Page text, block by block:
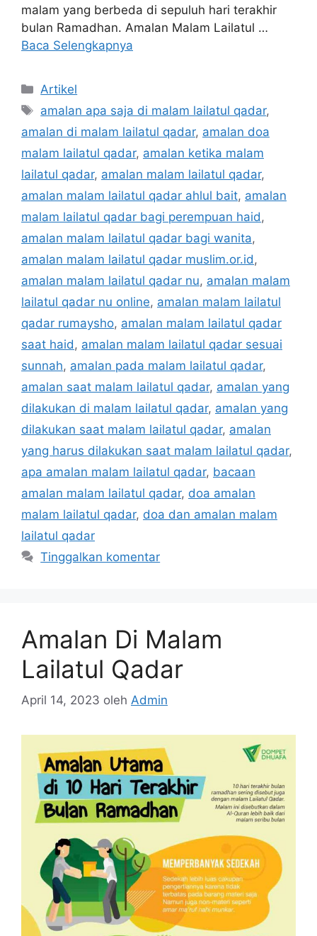
malam yang berbeda di sepuluh hari terakhir
bulan Ramadhan. Amalan Malam Lailatul …
Baca Selengkapnya
Kategori
Artikel
Tag
amalan apa saja di malam lailatul qadar,
amalan di malam lailatul qadar, amalan doa
malam lailatul qadar, amalan ketika malam
lailatul qadar, amalan malam lailatul qadar,
amalan malam lailatul qadar ahlul bait, amalan
malam lailatul qadar bagi perempuan haid ,
amalan malam lailatul qadar bagi wanita,
amalan malam lailatul qadar muslim.or.id ,
amalan malam lailatul qadar nu, amalan malam
lailatul qadar nu online, amalan malam lailatul
qadar rumaysho, amalan malam lailatul qadar
saat haid , amalan malam lailatul qadar sesuai
sunnah, amalan pada malam lailatul qadar,
amalan saat malam lailatul qadar, amalan yang
dilakukan di malam lailatul qadar, amalan yang
dilakukan saat malam lailatul qadar, amalan
yang harus dilakukan saat malam lailatul qadar,
apa amalan malam lailatul qadar, bacaan
amalan malam lailatul qadar, doa amalan
malam lailatul qadar, doa dan amalan malam
lailatul qadar
Tinggalkan komentar
Amalan Di Malam
Lailatul Qadar
April 14, 2023 oleh Admin